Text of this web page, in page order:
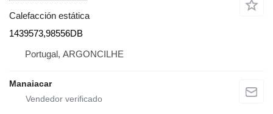
Calefacción estática
1439573,98556DB
Portugal, ARGONCILHE
Manaiacar